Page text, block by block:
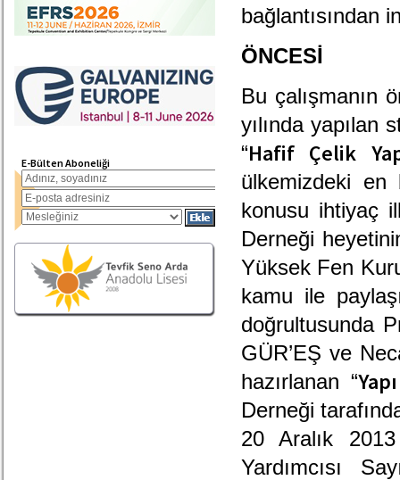
E-Bülten Aboneliği
bağlantısından
ÖNCESİ
Bu çalışmanın
yılında yapılan
“Hafif Çelik
ülkemizdeki en
konusu ihtiyaç
Derneği
Yüksek Fen
kamu ile
doğrultusunda
GÜR’EŞ ve
hazırlanan “
Derneği
20 Aralık
Yardımcısı